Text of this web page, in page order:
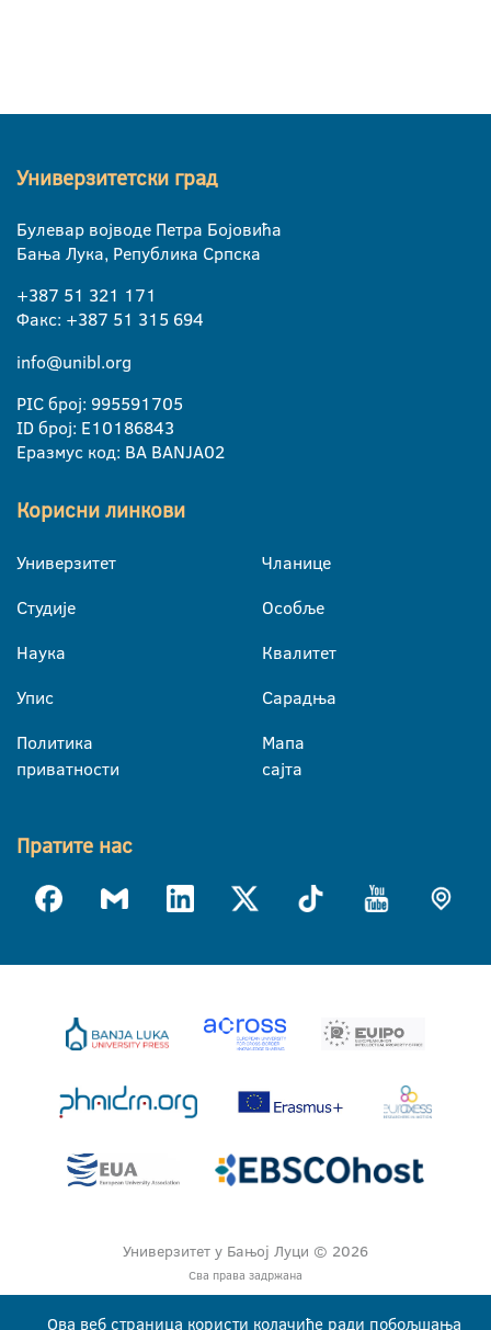
Универзитетски град
Булевар војводе Петра Бојовића
Бања Лука, Република Српска
+387 51 321 171
Факс: +387 51 315 694
info@unibl.org
PIC број: 995591705
ID број: E10186843
Еразмус код: BA BANJA02
Корисни линкови
Универзитет
Студије
Наука
Упис
Политика
приватности
Чланице
Особље
Квалитет
Сарадња
Мапа
сајта
Пратите нас
Универзитет у Бањој Луци © 2026
Сва права задржана
Ова веб страница користи колачиће ради побољшања